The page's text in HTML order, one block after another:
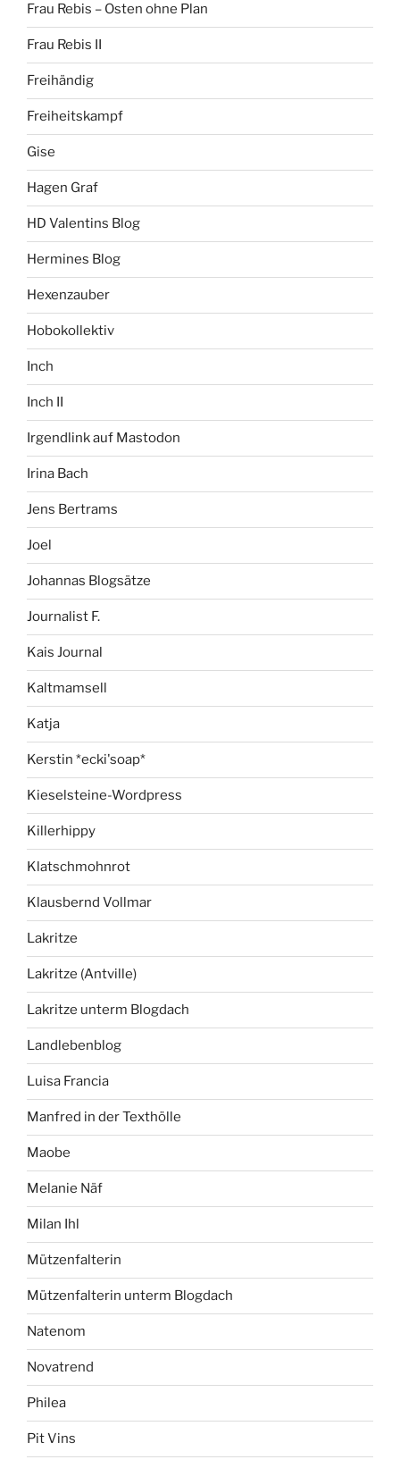
Frau Rebis – Osten ohne Plan
Frau Rebis II
Freihändig
Freiheitskampf
Gise
Hagen Graf
HD Valentins Blog
Hermines Blog
Hexenzauber
Hobokollektiv
Inch
Inch II
Irgendlink auf Mastodon
Irina Bach
Jens Bertrams
Joel
Johannas Blogsätze
Journalist F.
Kais Journal
Kaltmamsell
Katja
Kerstin *ecki'soap*
Kieselsteine-Wordpress
Killerhippy
Klatschmohnrot
Klausbernd Vollmar
Lakritze
Lakritze (Antville)
Lakritze unterm Blogdach
Landlebenblog
Luisa Francia
Manfred in der Texthölle
Maobe
Melanie Näf
Milan Ihl
Mützenfalterin
Mützenfalterin unterm Blogdach
Natenom
Novatrend
Philea
Pit Vins